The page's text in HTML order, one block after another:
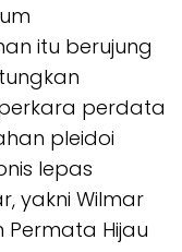
itu berujung
perkara perdata
pleidoi
lepas
yakni Wilmar
Permata Hijau